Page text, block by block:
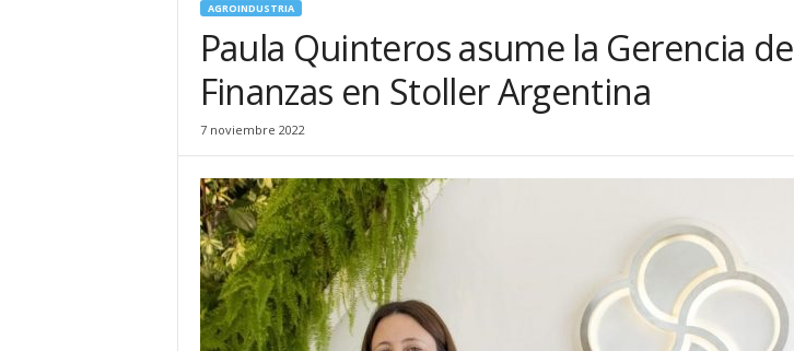
AGROINDUSTRIA
Paula Quinteros asume la Gerencia de
Finanzas en Stoller Argentina
7 noviembre 2022